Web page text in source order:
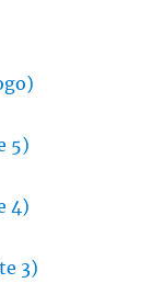
5)
4)
3)